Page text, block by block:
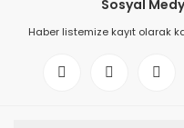
Sosyal
Haber listemize kayıt olarak